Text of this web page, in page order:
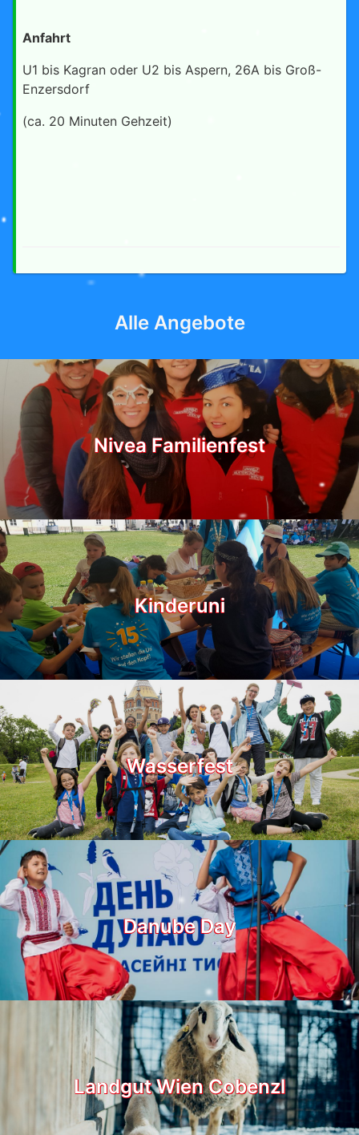
Anfahrt
U1 bis Kagran oder U2 bis Aspern, 26A bis Groß-
Enzersdorf
(ca. 20 Minuten Gehzeit)
Alle Angebote
Nivea Familienfest
Kinderuni
Wasserfest
Danube Day
Landgut Wien Cobenzl